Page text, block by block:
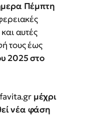
Πέμπτη
αυτές
τους έως
2025 στο
μέχρι
νέα φάση